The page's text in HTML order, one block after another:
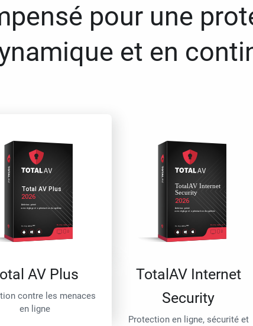
pour une
et en
AV Plus
contre les menaces
en ligne
TotalAV Internet
Security
Protection en ligne, sécurité et